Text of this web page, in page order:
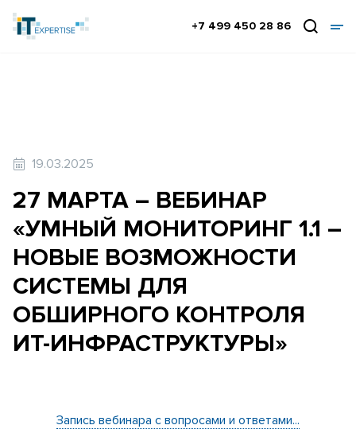
+7 499 450 28 86
19.03.2025
27 МАРТА – ВЕБИНАР
«УМНЫЙ МОНИТОРИНГ 1.1 –
НОВЫЕ ВОЗМОЖНОСТИ
СИСТЕМЫ ДЛЯ
ОБШИРНОГО КОНТРОЛЯ
ИТ-ИНФРАСТРУКТУРЫ»
Запись вебинара с вопросами и ответами...